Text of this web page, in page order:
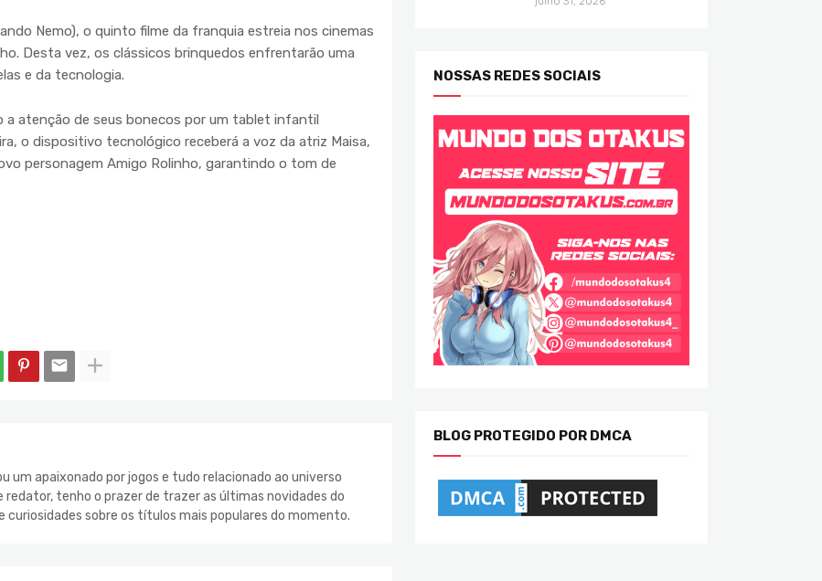
Nemo), o quinto filme da franquia estreia nos cinemas
Desta vez, os clássicos brinquedos enfrentarão uma
e da tecnologia.
atenção de seus bonecos por um tablet infantil
o dispositivo tecnológico receberá a voz da atriz Maisa,
personagem Amigo Rolinho, garantindo o tom de
um apaixonado por jogos e tudo relacionado ao universo
redator, tenho o prazer de trazer as últimas novidades do
curiosidades sobre os títulos mais populares do momento.
NOSSAS REDES SOCIAIS
BLOG PROTEGIDO POR DMCA